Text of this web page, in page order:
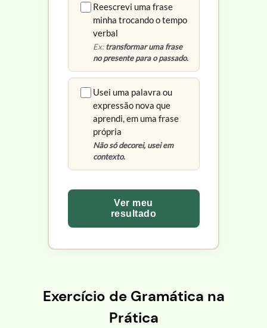
Reescrevi uma frase
minha trocando o tempo
verbal
Ex:transformar uma frase
no presente para o passado.
Usei uma palavra ou
expressão nova que
aprendi, em uma frase
própria
Não só decorei, usei em
contexto.
Ver meu
resultado
Exercício de Gramática na
Prática